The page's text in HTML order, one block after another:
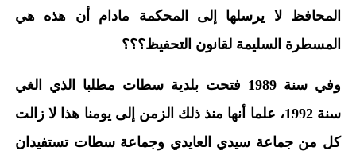
المحافظ لا يرسلها إلى المحكمة مادام أن هذه هي
المسطرة السليمة لقانون التحفيظ؟؟؟
وفي سنة 1989 فتحت بلدية سطات مطلبا الذي الغي
سنة 1992، علما أنها منذ ذلك الزمن إلى يومنا هذا لا زالت
كل من جماعة سيدي العايدي وجماعة سطات تستفيدان